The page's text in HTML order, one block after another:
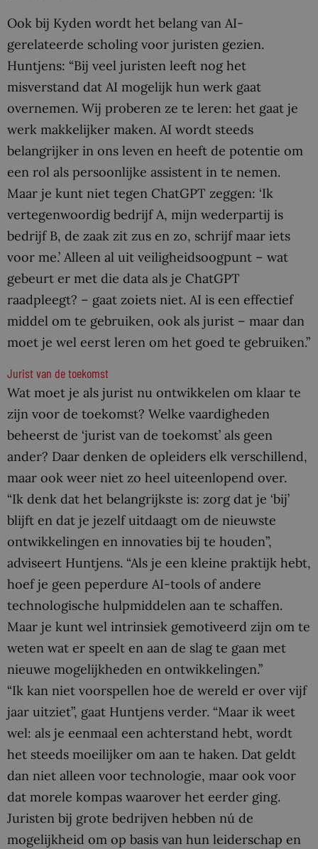
Ook bij Kyden wordt het belang van AI-
gerelateerde scholing voor juristen gezien.
Huntjens: “Bij veel juristen leeft nog het
misverstand dat AI mogelijk hun werk gaat
overnemen. Wij proberen ze te leren: het gaat je
werk makkelijker maken. AI wordt steeds
belangrijker in ons leven en heeft de potentie om
een rol als persoonlijke assistent in te nemen.
Maar je kunt niet tegen ChatGPT zeggen: ‘Ik
vertegenwoordig bedrijf A, mijn wederpartij is
bedrijf B, de zaak zit zus en zo, schrijf maar iets
voor me.’ Alleen al uit veiligheidsoogpunt – wat
gebeurt er met die data als je ChatGPT
raadpleegt? – gaat zoiets niet. AI is een effectief
middel om te gebruiken, ook als jurist – maar dan
moet je wel eerst leren om het goed te gebruiken.”
Jurist van de toekomst
Wat moet je als jurist nu ontwikkelen om klaar te
zijn voor de toekomst? Welke vaardigheden
beheerst de ‘jurist van de toekomst’ als geen
ander? Daar denken de opleiders elk verschillend,
maar ook weer niet zo heel uiteenlopend over.
“Ik denk dat het belangrijkste is: zorg dat je ‘bij’
blijft en dat je jezelf uitdaagt om de nieuwste
ontwikkelingen en innovaties bij te houden”,
adviseert Huntjens. “Als je een kleine praktijk hebt,
hoef je geen peperdure AI-tools of andere
technologische hulpmiddelen aan te schaffen.
Maar je kunt wel intrinsiek gemotiveerd zijn om te
weten wat er speelt en aan de slag te gaan met
nieuwe mogelijkheden en ontwikkelingen.”
“Ik kan niet voorspellen hoe de wereld er over vijf
jaar uitziet”, gaat Huntjens verder. “Maar ik weet
wel: als je eenmaal een achterstand hebt, wordt
het steeds moeilijker om aan te haken. Dat geldt
dan niet alleen voor technologie, maar ook voor
dat morele kompas waarover het eerder ging.
Juristen bij grote bedrijven hebben nú de
mogelijkheid om op basis van hun leiderschap en